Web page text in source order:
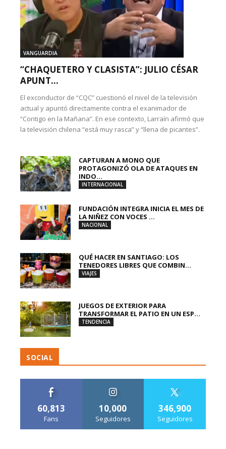
VANGUARDIA
“CHAQUETERO Y CLASISTA”: JULIO CÉSAR
APUNT...
El exconductor de “CQC” cuestionó el nivel de la televisión
actual y apuntó directamente contra el exanimador de
“Contigo en la Mañana”. En ese contexto, Larraín afirmó que
la televisión chilena “está muy rasca” y “llena de picantes”.
CAPTURAN A MONO QUE
PROTAGONIZÓ OLA DE ATAQUES EN
INDO...
INTERNACIONAL
FUNDACIÓN INTEGRA INICIA EL MES DE
LA NIÑEZ CON VOCES ...
NACIONAL
QUÉ HACER EN SANTIAGO: LOS
TENEDORES LIBRES QUE COMBIN...
VIAJES
JUEGOS DE EXTERIOR PARA
TRANSFORMAR EL PATIO EN UN ESP...
TENDENCIA
SOCIAL
60,813
Fans
10,000
Seguidores
346,900
Seguidores